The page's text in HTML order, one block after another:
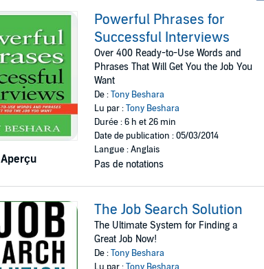
Aperçu
Powerful Phrases for
Successful Interviews
Over 400 Ready-to-Use Words and
Phrases That Will Get You the Job You
Want
De :Tony Beshara
Lu par :Tony Beshara
Durée : 6 h et 26 min
Date de publication : 05/03/2014
Langue : Anglais
Pas de notations
The Job Search Solution
The Ultimate System for Finding a
Great Job Now!
De :Tony Beshara